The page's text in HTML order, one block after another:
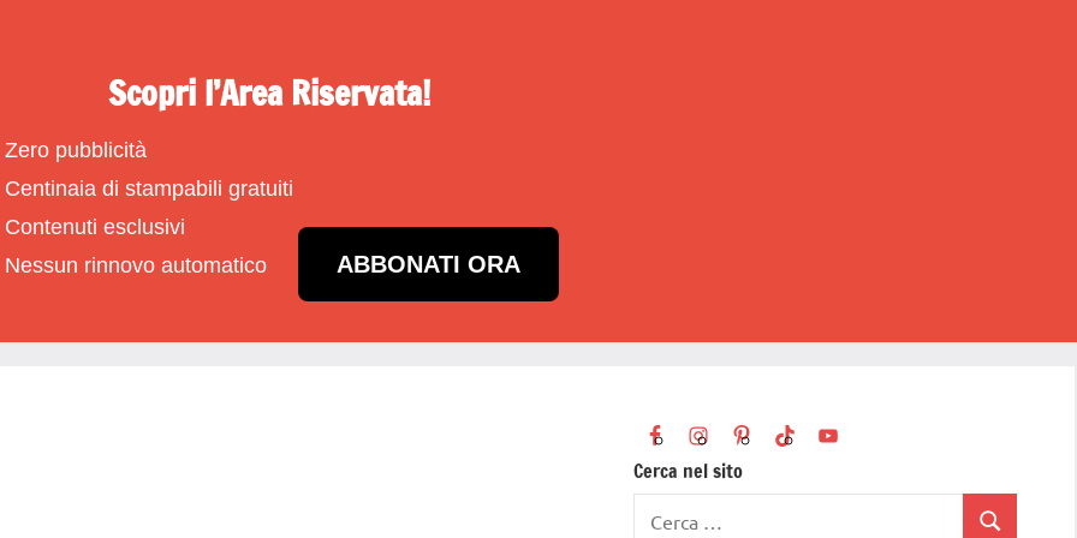
Scopri l’Area Riservata!
Zero pubblicità
Centinaia di stampabili gratuiti
Contenuti esclusivi
Nessun rinnovo automatico
ABBONATI ORA
Cerca nel sito